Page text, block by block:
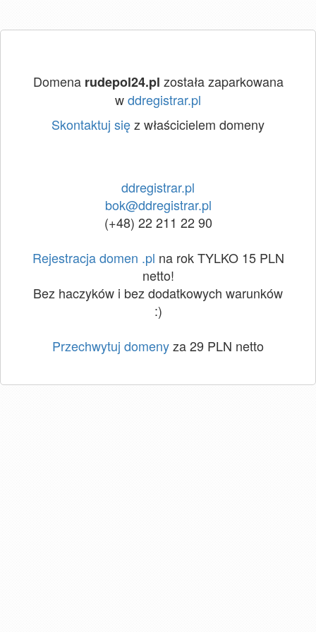
Domena rudepol24.pl została zaparkowana
wddregistrar.pl
Skontaktuj sięz właścicielem domeny
ddregistrar.pl
bok@ddregistrar.pl
(+48) 22 211 22 90
Rejestracja domen .pl na rok TYLKO 15 PLN
netto!
Bez haczyków i bez dodatkowych warunków
:)
Przechwytuj domenyza 29 PLN netto